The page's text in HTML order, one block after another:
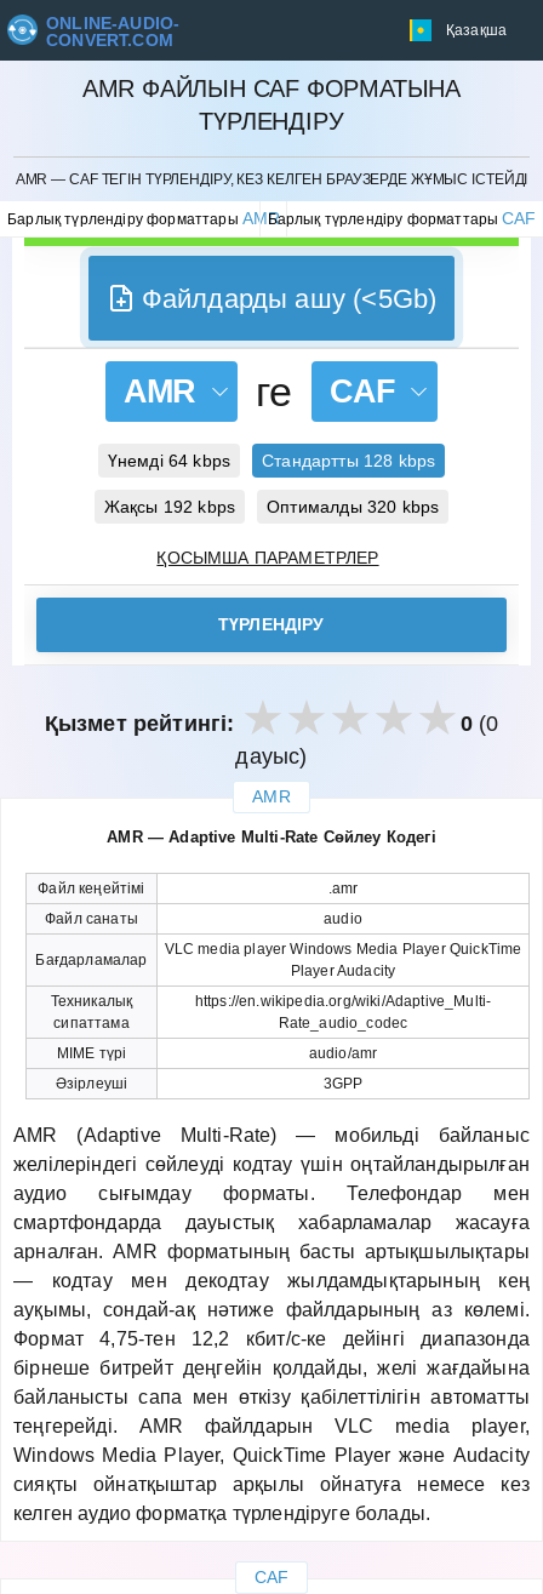
ONLINE-AUDIO-
CONVERT.COM
Қазақша
AMR ФАЙЛЫН CAF ФОРМАТЫНА
ТҮРЛЕНДІРУ
AMR — CAF ТЕГІН ТҮРЛЕНДІРУ, КЕЗ КЕЛГЕН БРАУЗЕРДЕ ЖҰМЫС ІСТЕЙДІ
Барлық түрлендіру форматтары AMRБарлық түрлендіру форматтарыCAF
БОЛДЫРМАУ
Файлдарды ашу (<5Gb)
AMR ге CAF
Үнемді 64 kbps Стандартты 128 kbps
Жақсы 192 kbps Оптималды 320 kbps
ҚОСЫМША ПАРАМЕТРЛЕР
ТҮРЛЕНДІРУ
Қызмет рейтингі: 0(0
дауыс)
AMR
AMR — Adaptive Multi-Rate Сөйлеу Кодегі
Файл кеңейтімі
.amr
Файл санаты
audio
Бағдарламалар
VLC media player Windows Media Player QuickTime
Player Audacity
Техникалық
сипаттама
https://en.wikipedia.org/wiki/Adaptive_Multi-
Rate_audio_codec
MIME түрі
audio/amr
Әзірлеуші
3GPP
AMR (Adaptive Multi-Rate) — мобильді байланыс
желілеріндегі сөйлеуді кодтау үшін оңтайландырылған
аудио сығымдау форматы. Телефондар мен
смартфондарда дауыстық хабарламалар жасауға
арналған. AMR форматының басты артықшылықтары
— кодтау мен декодтау жылдамдықтарының кең
ауқымы, сондай-ақ нәтиже файлдарының аз көлемі.
Формат 4,75-тен 12,2 кбит/с-ке дейінгі диапазонда
бірнеше битрейт деңгейін қолдайды, желі жағдайына
байланысты сапа мен өткізу қабілеттілігін автоматты
теңгерейді. AMR файлдарын VLC media player,
Windows Media Player, QuickTime Player және Audacity
сияқты ойнатқыштар арқылы ойнатуға немесе кез
келген аудио форматқа түрлендіруге болады.
CAF